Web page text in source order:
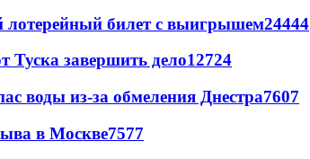
билет с выигрышем24444
Туска завершить дело12724
воды из-за обмеления Днестра7607
в Москве7577